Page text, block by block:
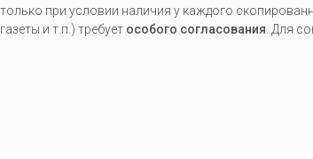
при условии наличия у каждого
и т.п.) требует особого согласования. Для